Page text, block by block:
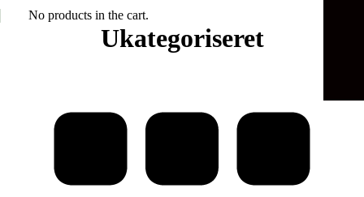
No products in the cart.
Ukategoriseret